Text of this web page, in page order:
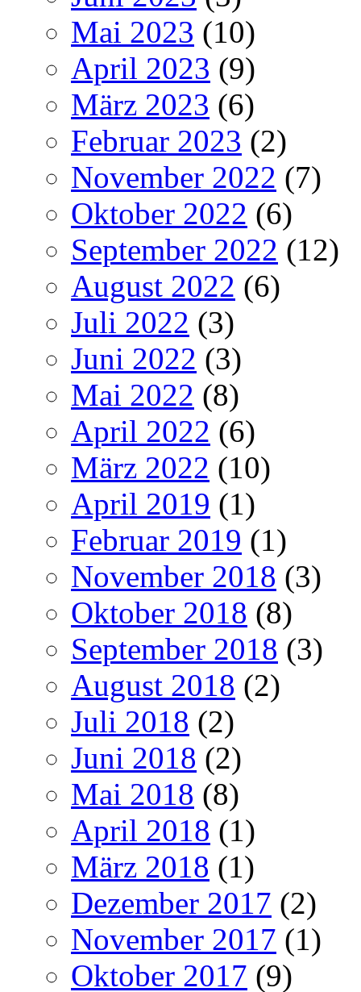
Mai 2023 (10)
April 2023 (9)
März 2023 (6)
Februar 2023 (2)
November 2022 (7)
Oktober 2022 (6)
September 2022 (12)
August 2022 (6)
Juli 2022 (3)
Juni 2022 (3)
Mai 2022 (8)
April 2022 (6)
März 2022 (10)
April 2019 (1)
Februar 2019 (1)
November 2018 (3)
Oktober 2018 (8)
September 2018 (3)
August 2018 (2)
Juli 2018 (2)
Juni 2018 (2)
Mai 2018 (8)
April 2018 (1)
März 2018 (1)
Dezember 2017 (2)
November 2017 (1)
Oktober 2017 (9)